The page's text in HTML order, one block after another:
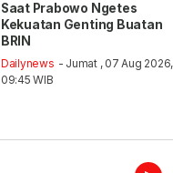
Saat Prabowo Ngetes
Kekuatan Genting Buatan
BRIN
Dailynews - Jumat , 07 Aug 2026,
09:45 WIB